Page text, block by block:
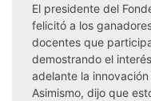
El presidente del
felicitó a los
docentes que
demostrando el
adelante la
Asimismo, dijo que